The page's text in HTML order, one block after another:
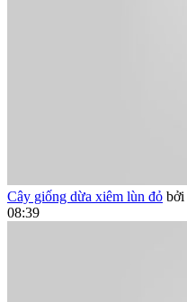
Cây giống dừa xiêm lùn đỏ bởi
08:39